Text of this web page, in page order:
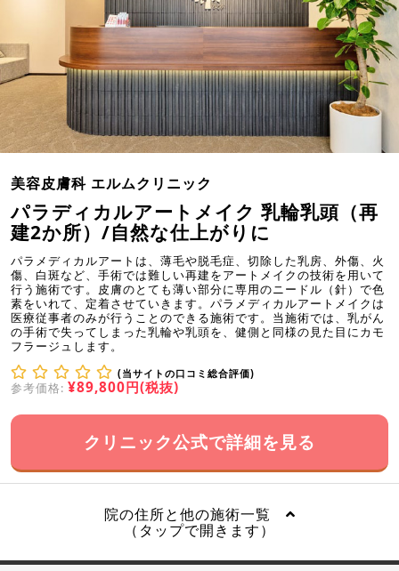
美容皮膚科 エルムクリニック
パラディカルアートメイク 乳輪乳頭（再
建2か所）/自然な仕上がりに
パラメディカルアートは、薄毛や脱毛症、切除した乳房、外傷、火
傷、白斑など、手術では難しい再建をアートメイクの技術を用いて
行う施術です。皮膚のとても薄い部分に専用のニードル（針）で色
素をいれて、定着させていきます。パラメディカルアートメイクは
医療従事者のみが行うことのできる施術です。当施術では、乳がん
の手術で失ってしまった乳輪や乳頭を、健側と同様の見た目にカモ
フラージュします。
(当サイトの口コミ総合評価)
参考価格: ¥89,800円(税抜)
クリニック公式で詳細を見る
院の住所と他の施術一覧
（タップで開きます）